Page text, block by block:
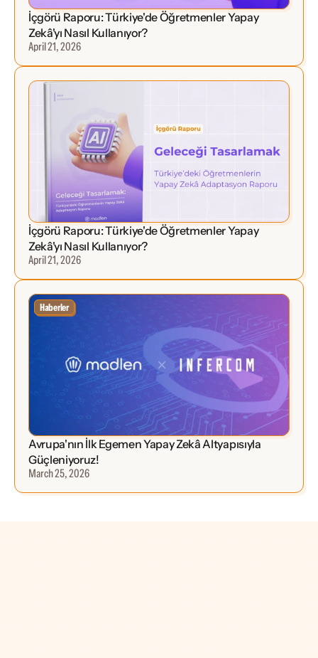
İçgörü Raporu: Türkiye'de Öğretmenler Yapay
Zekâ'yı Nasıl Kullanıyor?
April 21, 2026
İçgörü Raporu: Türkiye'de Öğretmenler Yapay
Zekâ'yı Nasıl Kullanıyor?
April 21, 2026
Haberler
Avrupa'nın İlk Egemen Yapay Zekâ Altyapısıyla
Güçleniyoruz!
March 25, 2026